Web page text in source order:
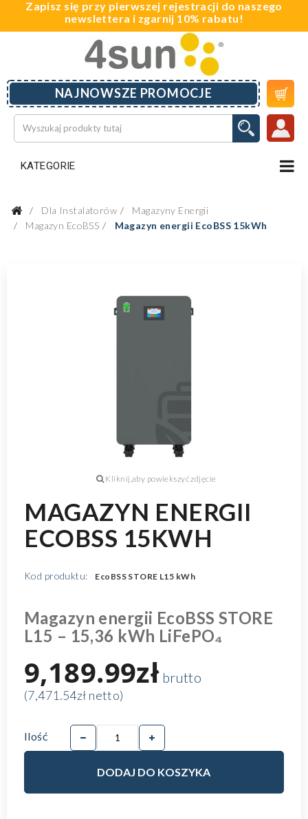
Zapisz się przy pierwszej rejestracji do naszego
newslettera i zgarnij 10% rabatu!
KATEGORIE
NAJNOWSZE PROMOCJE 
Dla Instalatorów
Magazyny Energii
Magazyn EcoBSS
Magazyn energii EcoBSS 15kWh
MAGAZYN ENERGII
ECOBSS 15KWH
Kod produktu: EcoBSS STORE L15 kWh
Magazyn energii EcoBSS STORE
L15 – 15,36 kWh LiFePO₄
9,189.99złbrutto
(7,471.54zł netto)
Ilość
DODAJ DO KOSZYKA